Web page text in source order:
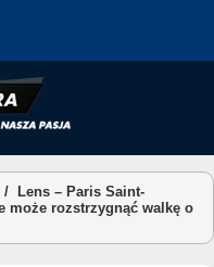
/
Lens – Paris Saint-
może rozstrzygnąć walkę o